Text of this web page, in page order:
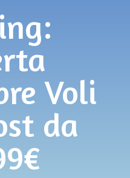
Voli
da